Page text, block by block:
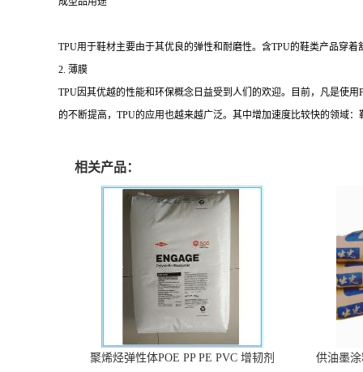
TPU用于鞋材主要由于其优良的弹性和耐磨性。含TPU的鞋类产品穿
2. 薄膜
TPU因其优越的性能和环保概念日益受到人们的欢迎。目前，凡是使
的不断提高，TPU的应用也越来越广泛。其中增加速度比较快的领域
相关产品：
聚烯烃弹性体POE PP PE PVC 增韧剂 供油墨